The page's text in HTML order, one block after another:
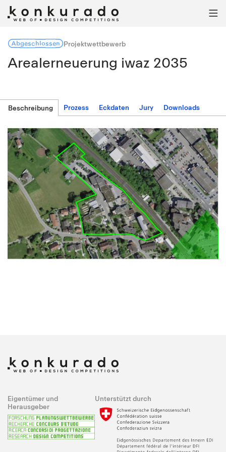

AbgeschlossenProjektwettbewerb
Arealerneuerung iwaz 2035
Beschreibung Prozess Eckdaten Jury Downloads
Eigentümer und
Herausgeber
Unterstützt durch